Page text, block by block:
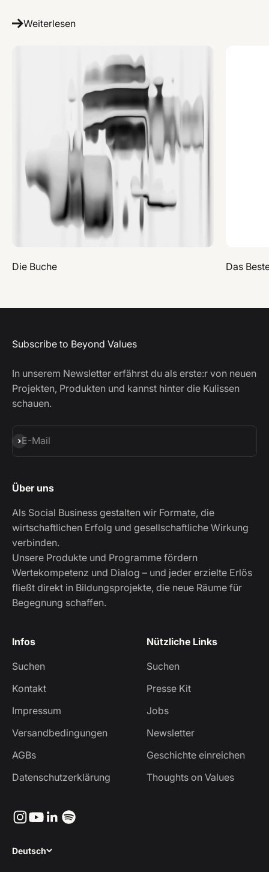
Weiterlesen
Die Buche Das
Subscribe to Beyond Values
In unserem Newsletter erfährst du als erste:r von neuen
Projekten, Produkten und kannst hinter die Kulissen
schauen.
E-Mail
Abonnieren
Über uns
Als Social Business gestalten wir Formate, die
wirtschaftlichen Erfolg und gesellschaftliche Wirkung
verbinden.
Unsere Produkte und Programme fördern
Wertekompetenz und Dialog – und jeder erzielte Erlös
fließt direkt in Bildungsprojekte, die neue Räume für
Begegnung schaffen.
Infos
Suchen
Kontakt
Impressum
Versandbedingungen
AGBs
Datenschutzerklärung
Nützliche Links
Suchen
Presse Kit
Jobs
Newsletter
Geschichte einreichen
Thoughts on Values
Deutsch